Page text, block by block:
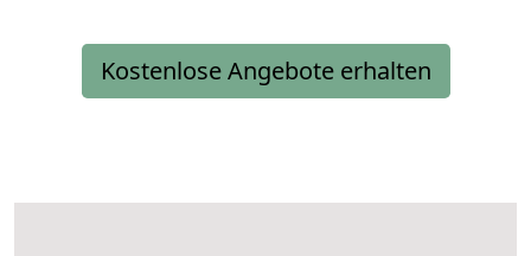
Kostenlose Angebote erhalten